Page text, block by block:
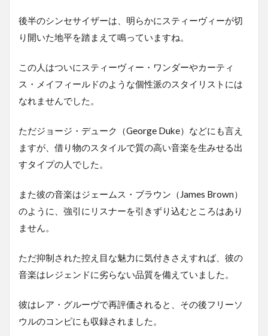
後半のシンセサイザーは、明らかにスティーヴィーが切
り開いた地平を踏まえて鳴っていますね。
この人はついにスティーヴィー・ワンダーやカーティ
ス・メイフィールドのような個性派のスタイリストには
なれませんでした。
ただジョージ・デューク（George Duke）などにも言え
ますが、借り物のスタイルで質の高い音楽を生みせる出
すタイプの人でした。
また彼の音楽はジェームス・ブラウン（James Brown）
のように、強引にリスナーを引きずり込むところはあり
ません。
ただ抑制された控え目な魅力に気付きさえすれば、彼の
音楽はレジェンドに劣らない品質を備えていました。
彼はレア・グルーヴで再評価されると、その後フリーソ
ウルのコンピにも収録されました。